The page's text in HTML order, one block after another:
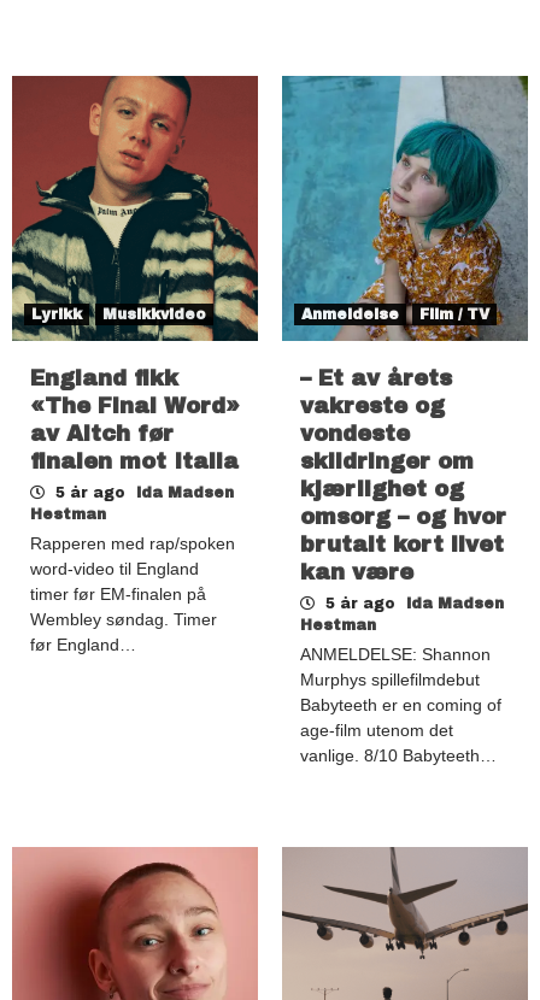
Lyrikk Musikkvideo
England fikk
«The Final Word»
av Aitch før
finalen mot Italia
5 år ago
Ida Madsen
Hestman
Rapperen med rap/spoken
word-video til England
timer før EM-finalen på
Wembley søndag. Timer
før England…
Anmeldelse Film / TV
– Et av årets
vakreste og
vondeste
skildringer om
kjærlighet og
omsorg – og hvor
brutalt kort livet
kan være
5 år ago
Ida Madsen
Hestman
ANMELDELSE: Shannon
Murphys spillefilmdebut
Babyteeth er en coming of
age-film utenom det
vanlige. 8/10 Babyteeth…